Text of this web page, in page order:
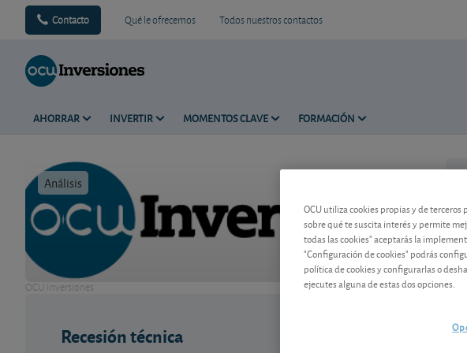
Contacto Qué le ofrecemos Todos nuestros contactos
AHORRAR INVERTIR MOMENTOS CLAVE FORMACIÓN
Análisis
OCU Inversiones
Recesión técnica
OCU utiliza cookies propias y de
sobre qué te suscita interés y permite
todas las cookies" aceptarás la
"Configuración de cookies" podrás
política de cookies y configurarlas o
ejecutes alguna de estas dos opciones.